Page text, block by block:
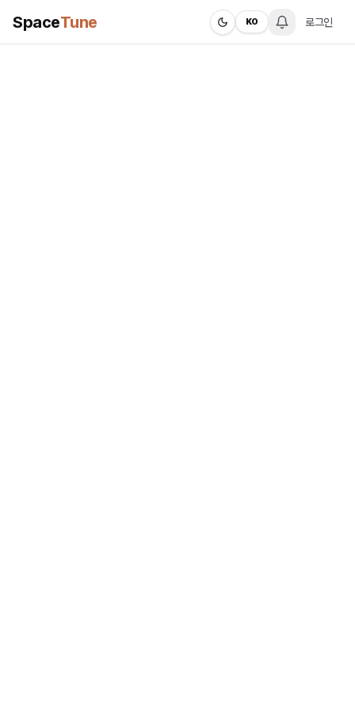
SpaceTune KO 로그인